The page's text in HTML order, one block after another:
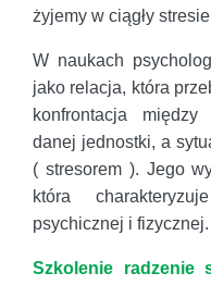
żyjemy w ciągły
W naukach
jako relacja, która
konfrontacja między
danej jednostki, a
( stresorem ). Jego
która
psychicznej i fizycznej.
Szkolenie radzenie